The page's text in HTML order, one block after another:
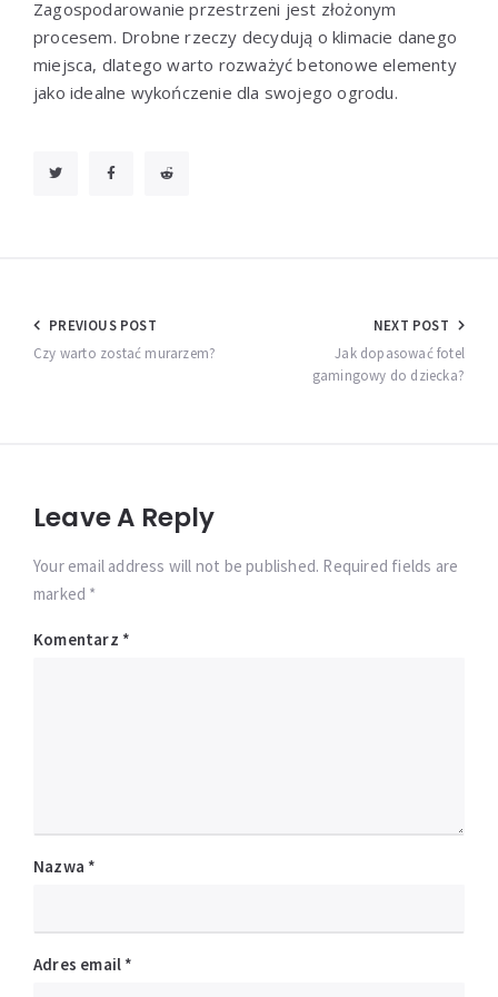
Zagospodarowanie przestrzeni jest złożonym
procesem. Drobne rzeczy decydują o klimacie danego
miejsca, dlatego warto rozważyć betonowe elementy
jako idealne wykończenie dla swojego ogrodu.
Nawigacja
wpisu
PREVIOUS POST
Czy warto zostać murarzem?
NEXT POST
Jak dopasować fotel
gamingowy do dziecka?
Leave A Reply
Your email address will not be published. Required fields are
marked *
Komentarz *
Nazwa *
Adres email *